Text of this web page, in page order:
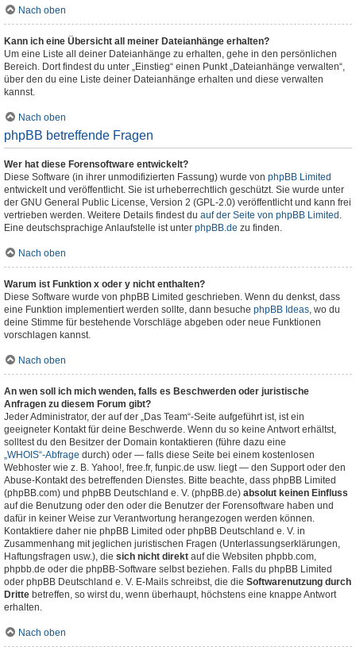
Nach oben
Kann ich eine Übersicht all meiner Dateianhänge erhalten?
Um eine Liste all deiner Dateianhänge zu erhalten, gehe in den persönlichen
Bereich. Dort findest du unter „Einstieg“ einen Punkt „Dateianhänge verwalten“,
über den du eine Liste deiner Dateianhänge erhalten und diese verwalten
kannst.
Nach oben
phpBB betreffende Fragen
Wer hat diese Forensoftware entwickelt?
Diese Software (in ihrer unmodifizierten Fassung) wurde von phpBB Limited
entwickelt und veröffentlicht. Sie ist urheberrechtlich geschützt. Sie wurde unter
der GNU General Public License, Version 2 (GPL-2.0) veröffentlicht und kann frei
vertrieben werden. Weitere Details findest du auf der Seite von phpBB Limited .
Eine deutschsprachige Anlaufstelle ist unter phpBB.de zu finden.
Nach oben
Warum ist Funktion x oder y nicht enthalten?
Diese Software wurde von phpBB Limited geschrieben. Wenn du denkst, dass
eine Funktion implementiert werden sollte, dann besuche phpBB Ideas, wo du
deine Stimme für bestehende Vorschläge abgeben oder neue Funktionen
vorschlagen kannst.
Nach oben
An wen soll ich mich wenden, falls es Beschwerden oder juristische
Anfragen zu diesem Forum gibt?
Jeder Administrator, der auf der „Das Team“-Seite aufgeführt ist, ist ein
geeigneter Kontakt für deine Beschwerde. Wenn du so keine Antwort erhältst,
solltest du den Besitzer der Domain kontaktieren (führe dazu eine
„WHOIS“-Abfrage durch) oder — falls diese Seite bei einem kostenlosen
Webhoster wie z. B. Yahoo!, free.fr, funpic.de usw. liegt — den Support oder den
Abuse-Kontakt des betreffenden Dienstes. Bitte beachte, dass phpBB Limited
(phpBB.com) und phpBB Deutschland e. V. (phpBB.de) absolut keinen Einfluss
auf die Benutzung oder den oder die Benutzer der Forensoftware haben und
dafür in keiner Weise zur Verantwortung herangezogen werden können.
Kontaktiere daher nie phpBB Limited oder phpBB Deutschland e. V. in
Zusammenhang mit jeglichen juristischen Fragen (Unterlassungserklärungen,
Haftungsfragen usw.), die sich nicht direkt auf die Websiten phpbb.com,
phpbb.de oder die phpBB-Software selbst beziehen. Falls du phpBB Limited
oder phpBB Deutschland e. V. E-Mails schreibst, die die Softwarenutzung durch
Dritte betreffen, so wirst du, wenn überhaupt, höchstens eine knappe Antwort
erhalten.
Nach oben